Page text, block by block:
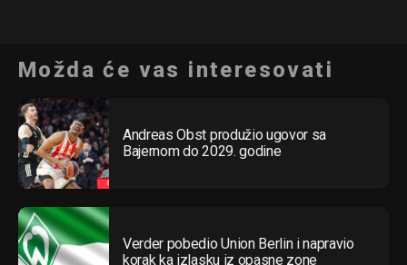
Možda će vas interesovati
Andreas Obst produžio ugovor sa
Bajernom do 2029. godine
Verder pobedio Union Berlin i napravio
korak ka izlasku iz opasne zone